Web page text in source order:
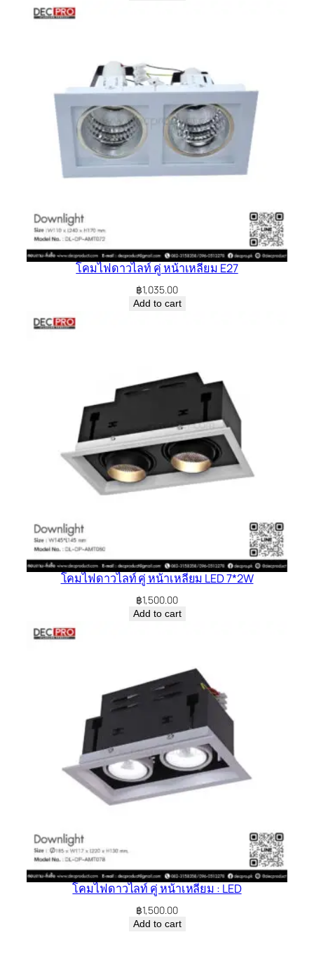
โคมไฟดาวไลท์ คู่ หน้าเหลี่ยม E27
฿1,035.00
Add to cart
โคมไฟดาวไลท์ คู่ หน้าเหลี่ยม LED 7*2W
฿1,500.00
Add to cart
โคมไฟดาวไลท์ คู่ หน้าเหลี่ยม : LED
฿1,500.00
Add to cart